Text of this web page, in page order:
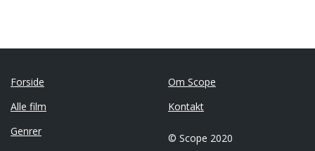
Forside
Alle film
Genrer
Om Scope
Kontakt
© Scope 2020